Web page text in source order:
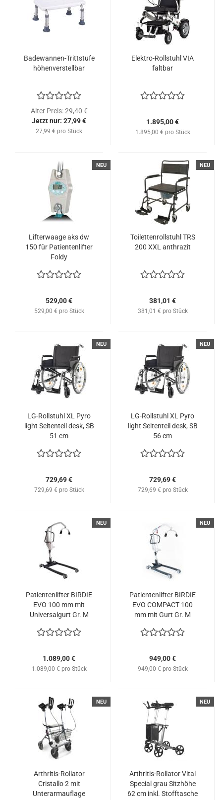
Badewannen-Trittstufe
höhenverstellbar
Alter Preis: 29,40 €
Jetzt nur: 27,99 €
27,99 € pro Stück
Elektro-Rollstuhl VIA
faltbar
1.895,00 €
1.895,00 € pro Stück
NEU
Lifterwaage aks dw
150 für Patientenlifter
Foldy
529,00 €
529,00 € pro Stück
NEU
Toilettenrollstuhl TRS
200 XXL anthrazit
381,01 €
381,01 € pro Stück
NEU
LG-Rollstuhl XL Pyro
light Seitenteil desk, SB
51 cm
729,69 €
729,69 € pro Stück
NEU
LG-Rollstuhl XL Pyro
light Seitenteil desk, SB
56 cm
729,69 €
729,69 € pro Stück
NEU
Patientenlifter BIRDIE
EVO 100 mm mit
Universalgurt Gr. M
1.089,00 €
1.089,00 € pro Stück
NEU
Patientenlifter BIRDIE
EVO COMPACT 100
mm mit Gurt Gr. M
949,00 €
949,00 € pro Stück
NEU
Arthritis-Rollator
Cristallo 2 mit
Unterarmauflage
NEU
Arthritis-Rollator Vital
Special grau Sitzhöhe
62 cm inkl. Stofftasche